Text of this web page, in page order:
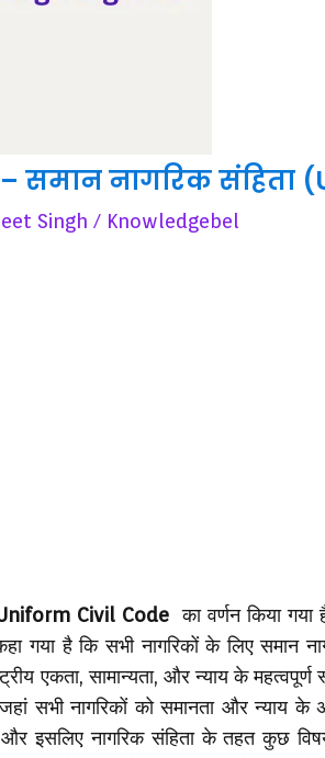
समान नागरिक संहिता
Singh / Knowledgebel
Civil Codeका वर्णन किया गया
है कि सभी नागरिकों के लिए समान
एकता, सामान्यता, और न्याय के
सभी नागरिकों को समानता और न्याय के
नागरिक संहिता के तहत कुछ विषयों